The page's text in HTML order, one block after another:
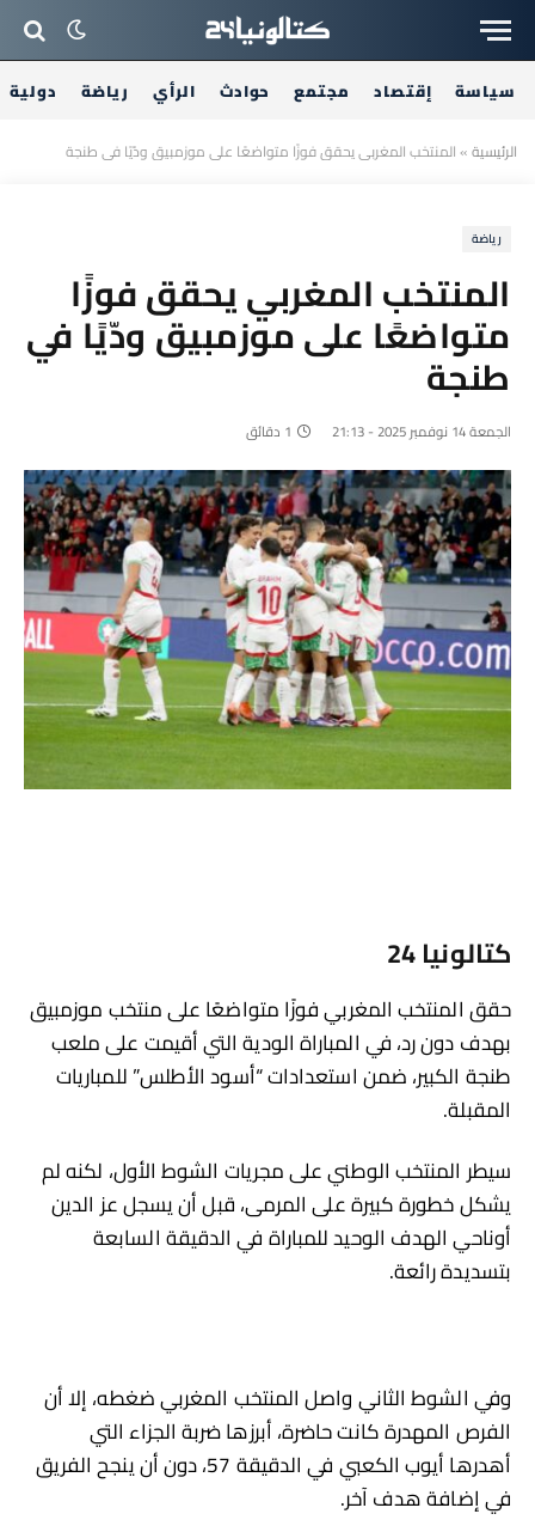
سياسة إقتصاد مجتمع حوادث الرأي رياضة دولية
الرئيسية»المنتخب المغربي يحقق فوزًا متواضعًا على موزمبيق ودّيًا في طنجة
رياضة
المنتخب المغربي يحقق فوزًا
متواضعًا على موزمبيق ودّيًا في
طنجة
الجمعة 14 نوفمبر 2025 - 21:13 1 دقائق
كتالونيا 24
حقق المنتخب المغربي فوزًا متواضعًا على منتخب موزمبيق
بهدف دون رد، في المباراة الودية التي أقيمت على ملعب
طنجة الكبير، ضمن استعدادات “أسود الأطلس” للمباريات
المقبلة.
سيطر المنتخب الوطني على مجريات الشوط الأول، لكنه لم
يشكل خطورة كبيرة على المرمى، قبل أن يسجل عز الدين
أوناحي الهدف الوحيد للمباراة في الدقيقة السابعة
بتسديدة رائعة.
وفي الشوط الثاني واصل المنتخب المغربي ضغطه، إلا أن
الفرص المهدرة كانت حاضرة، أبرزها ضربة الجزاء التي
أهدرها أيوب الكعبي في الدقيقة 57، دون أن ينجح الفريق
في إضافة هدف آخر.